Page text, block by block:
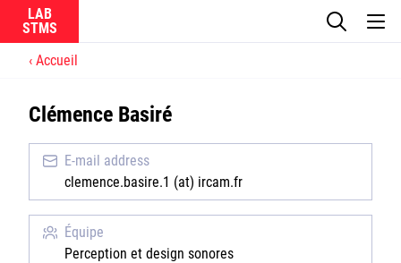
LAB
La recherche
Actualités
Équipes
Accueil
Clémence Basiré
E-mail address
clemence.basire.1 (at) ircam.fr
Équipe
Perception et design sonores